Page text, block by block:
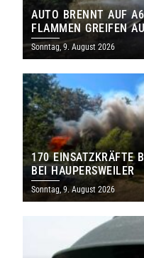
AUTO BRENNT AUF
FLAMMEN GREIFEN
Sonntag, 9. August 2026
170 EINSATZKRÄFTE
EI HAUPERSWEILER
Sonntag, 9. August 2026